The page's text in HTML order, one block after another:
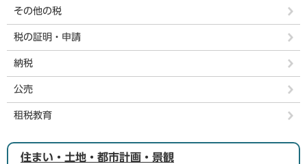
その他の税
税の証明・申請
納税
公売
租税教育
住まい・土地・都市計画・景観